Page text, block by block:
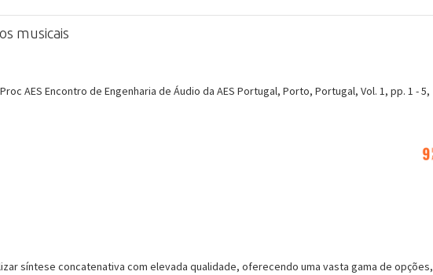
musicais
AES Encontro de Engenharia de Áudio da AES Portugal, Porto, Portugal, Vol. 1, pp. 1 - 5,
síntese concatenativa com elevada qualidade, oferecendo uma vasta gama de opções,